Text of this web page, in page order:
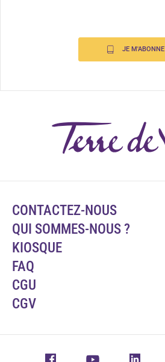
JE M'ABONNE
CONTACTEZ-NOUS
QUI SOMMES-NOUS ?
KIOSQUE
FAQ
CGU
CGV